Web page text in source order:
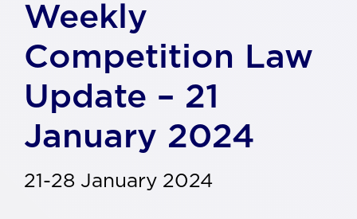
Weekly
Competition Law
Update – 21
January 2024
21-28 January 2024